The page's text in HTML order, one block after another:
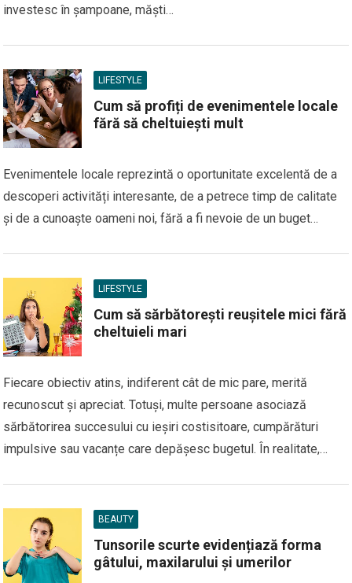
investesc în șampoane, măști…
LIFESTYLE
Cum să profiți de evenimentele locale
fără să cheltuiești mult
Evenimentele locale reprezintă o oportunitate excelentă de a
descoperi activități interesante, de a petrece timp de calitate
și de a cunoaște oameni noi, fără a fi nevoie de un buget…
LIFESTYLE
Cum să sărbătorești reușitele mici fără
cheltuieli mari
Fiecare obiectiv atins, indiferent cât de mic pare, merită
recunoscut și apreciat. Totuși, multe persoane asociază
sărbătorirea succesului cu ieșiri costisitoare, cumpărături
impulsive sau vacanțe care depășesc bugetul. În realitate,…
BEAUTY
Tunsorile scurte evidențiază forma
gâtului, maxilarului și umerilor